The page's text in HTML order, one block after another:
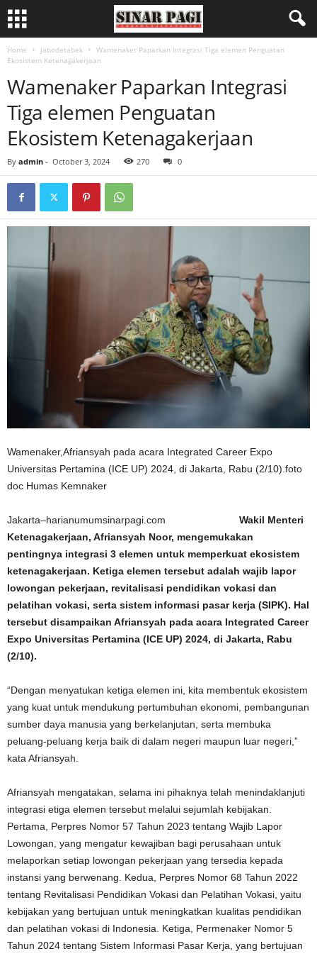
Home Jabodetabek
Wamenaker Paparkan Integrasi Tiga elemen Penguatan
Ekosistem Ketenagakerjaan
Wamenaker Paparkan Integrasi
Tiga elemen Penguatan
Ekosistem Ketenagakerjaan
By admin - October 3, 2024 270 0
Wamenaker,Afriansyah pada acara Integrated Career Expo
Universitas Pertamina (ICE UP) 2024, di Jakarta, Rabu (2/10).foto
doc Humas Kemnaker
Jakarta–harianumumsinarpagi.com Wakil Menteri
Ketenagakerjaan, Afriansyah Noor, mengemukakan
pentingnya integrasi 3 elemen untuk memperkuat ekosistem
ketenagakerjaan. Ketiga elemen tersebut adalah wajib lapor
lowongan pekerjaan, revitalisasi pendidikan vokasi dan
pelatihan vokasi, serta sistem informasi pasar kerja (SIPK). Hal
tersebut disampaikan Afriansyah pada acara Integrated Career
Expo Universitas Pertamina (ICE UP) 2024, di Jakarta, Rabu
(2/10).
“Dengan menyatukan ketiga elemen ini, kita membentuk ekosistem
yang kuat untuk mendukung pertumbuhan ekonomi, pembangunan
sumber daya manusia yang berkelanjutan, serta membuka
peluang-peluang kerja baik di dalam negeri maupun luar negeri,”
kata Afriansyah.
Afriansyah mengatakan, selama ini pihaknya telah menindaklanjuti
integrasi etiga elemen tersebut melalui sejumlah kebijakan.
Pertama, Perpres Nomor 57 Tahun 2023 tentang Wajib Lapor
Lowongan, yang mengatur kewajiban bagi perusahaan untuk
melaporkan setiap lowongan pekerjaan yang tersedia kepada
instansi yang berwenang. Kedua, Perpres Nomor 68 Tahun 2022
tentang Revitalisasi Pendidikan Vokasi dan Pelatihan Vokasi, yaitu
kebijakan yang bertujuan untuk meningkatkan kualitas pendidikan
dan pelatihan vokasi di Indonesia. Ketiga, Permenaker Nomor 5
Tahun 2024 tentang Sistem Informasi Pasar Kerja, yang bertujuan